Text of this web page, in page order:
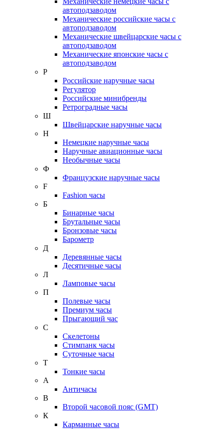
автоподзаводом
Механические российские часы с
автоподзаводом
Механические швейцарские часы с
автоподзаводом
Механические японские часы с
автоподзаводом
Р
Российские наручные часы
Регулятор
Российские минибренды
Ретроградные часы
Ш
Швейцарские наручные часы
Н
Немецкие наручные часы
Наручные авиационные часы
Необычные часы
Ф
Французские наручные часы
F
Fashion часы
Б
Бинарные часы
Брутальные часы
Бронзовые часы
Барометр
Д
Деревянные часы
Десятичные часы
Л
Ламповые часы
П
Полевые часы
Премиум часы
Прыгающий час
С
Скелетоны
Стимпанк часы
Суточные часы
Т
Тонкие часы
А
Античасы
В
Второй часовой пояс (GMT)
К
Карманные часы